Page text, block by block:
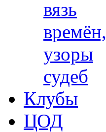
вязь
времён,
узоры
судеб
Клубы
ЦОД